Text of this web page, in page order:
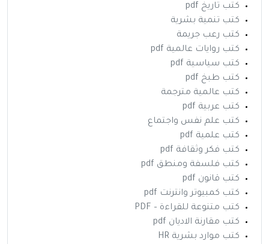
كتب تاريخ pdf
كتب تنمية بشرية
كتب رعب جريمة
كتب روايات عالمية pdf
كتب سياسية pdf
كتب طبخ pdf
كتب عالمية مترجمة
كتب عربية pdf
كتب علم نفس واجتماع
كتب علمية pdf
كتب فكر وثقافة pdf
كتب فلسفة ومنطق pdf
كتب قانون pdf
كتب كمبيوتر وانترنت pdf
كتب متنوعة للقراءة – PDF
كتب مقارنة الاديان pdf
كتب موارد بشرية HR